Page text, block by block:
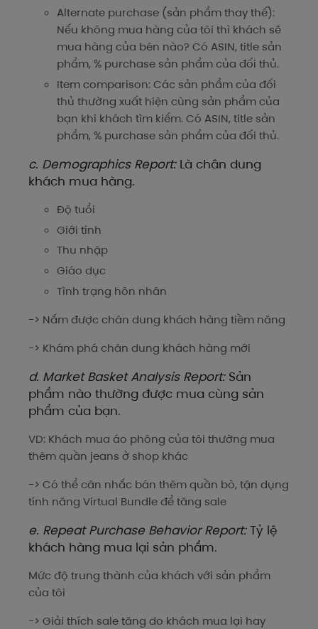
Alternate purchase (sản phẩm thay thế):
Nếu không mua hàng của tôi thì khách sẽ
mua hàng của bên nào? Có ASIN, title sản
phẩm, % purchase sản phẩm của đối thủ.
Item comparison: Các sản phẩm của đối
thủ thường xuất hiện cùng sản phẩm của
bạn khi khách tìm kiếm. Có ASIN, title sản
phẩm, % purchase sản phẩm của đối thủ.
c. Demographics Report:Là chân dung
khách mua hàng.
Độ tuổi
Giới tính
Thu nhập
Giáo dục
Tình trạng hôn nhân
-> Nắm được chân dung khách hàng tiềm năng
-> Khám phá chân dung khách hàng mới
d. Market Basket Analysis Report:Sản
phẩm nào thường được mua cùng sản
phẩm của bạn.
VD: Khách mua áo phông của tôi thường mua
thêm quần jeans ở shop khác
-> Có thể cân nhắc bán thêm quần bò, tận dụng
tính năng Virtual Bundle để tăng sale
e. Repeat Purchase Behavior Report:Tỷ lệ
khách hàng mua lại sản phẩm.
Mức độ trung thành của khách với sản phẩm
của tôi
-> Giải thích sale tăng do khách mua lại hay